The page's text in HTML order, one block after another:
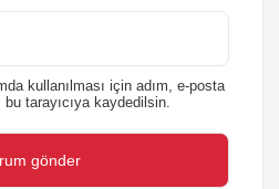
kullanılması için adım, e-posta
tarayıcıya kaydedilsin.